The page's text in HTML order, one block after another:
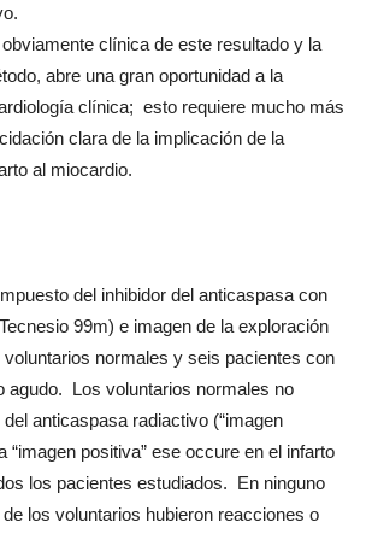
clínica de este resultado y la
abre una gran oportunidad a la
clínica; esto requiere mucho más
clara de la implicación de la
al miocardio.
del inhibidor del anticaspasa con
99m) e imagen de la exploración
normales y seis pacientes con
agudo. Los voluntarios normales no
anticaspasa radiactivo (“imagen
“imagen positiva” ese occure en el infarto
los pacientes estudiados. En ninguno
los voluntarios hubieron reacciones o